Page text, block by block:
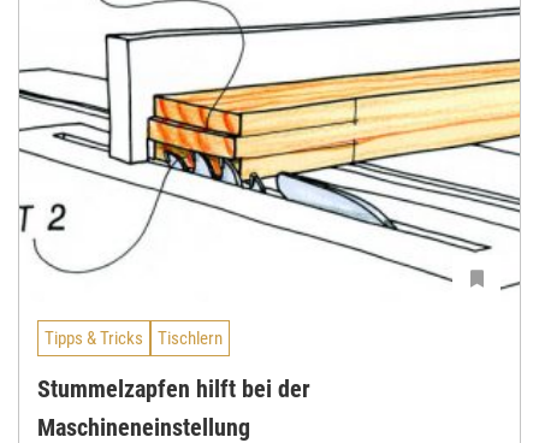
Tipps & Tricks Tischlern
Stummelzapfen hilft bei der
Maschineneinstellung